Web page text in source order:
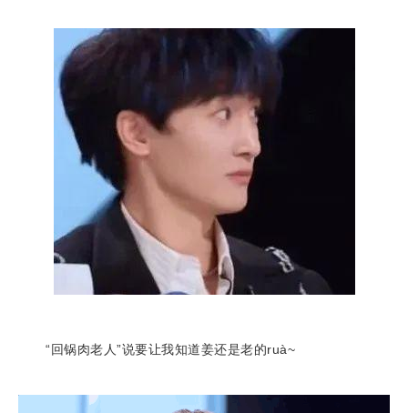
“回锅肉老人”说要让我知道姜还是老的ruà~